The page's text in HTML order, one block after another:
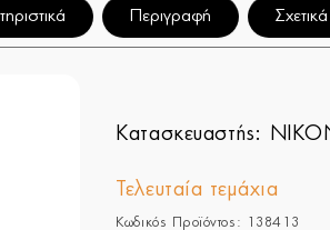
Περιγραφή
Κατασκευαστής:
Τελευταία τεμάχια
Κωδικός Προϊόντος: 138413